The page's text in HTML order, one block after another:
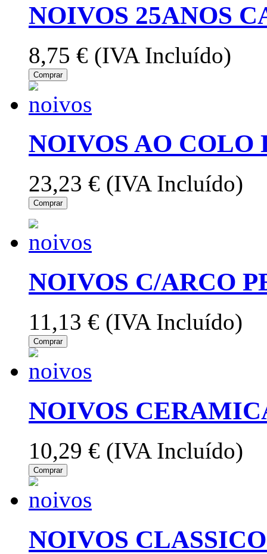
NOIVOS 25ANOS
8,75 € (IVA Incluído)
Comprar
NOIVOS AO COLO
23,23 € (IVA Incluído)
Comprar
NOIVOS C/ARCO
11,13 € (IVA Incluído)
Comprar
NOIVOS
10,29 € (IVA Incluído)
Comprar
NOIVOS